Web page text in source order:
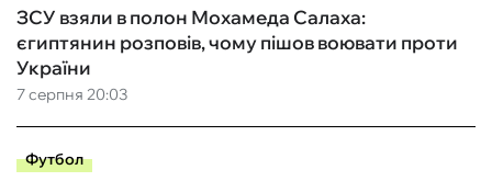
7 серпня 20:03
ЗСУ взяли в полон Мохамеда Салаха:
єгиптянин розповів, чому пішов воювати проти
України
Футбол